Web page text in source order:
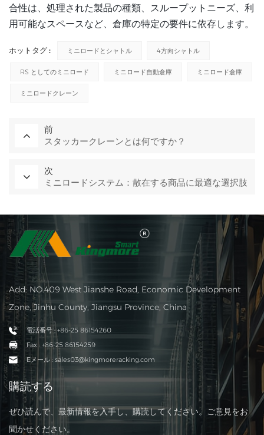
合性は、処理された製品の種類、スループットニーズ、利
用可能なスペースなど、倉庫の特定の要件に依存します。
ホットタグ : ミニロードとシャトル 4方向シャトル
RS としてのミニロード ミニロード自動倉庫 ミニロード倉庫
ミニロードクレーン
前
スタッカークレーンとは何ですか？
次
ミニロードシステム：散在する商品に最適な選択肢
Add: NO.409 West Jianshe Road, Economic Development
Zone, Jinhu County, Jiangsu Province, China
電話番号 : +86-25 86154260
Fax : +86-25 86154259
Eメール : sales03@kingmoreracking.com
購読する
ぜひ読んで、最新情報を入手し、購読してください。ご意見をお
聞かせください。